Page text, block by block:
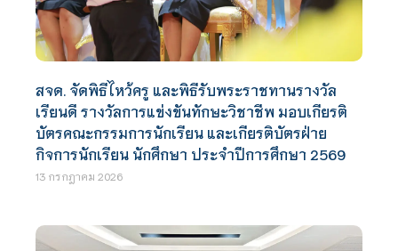
สจด. จัดพิธีไหว้ครู และพิธีรับพระราชทานรางวัล
เรียนดี รางวัลการแข่งขันทักษะวิชาชีพ มอบเกียรติ
บัตรคณะกรรมการนักเรียน และเกียรติบัตรฝ่าย
กิจการนักเรียน นักศึกษา ประจำปีการศึกษา 2569
13 กรกฎาคม 2026